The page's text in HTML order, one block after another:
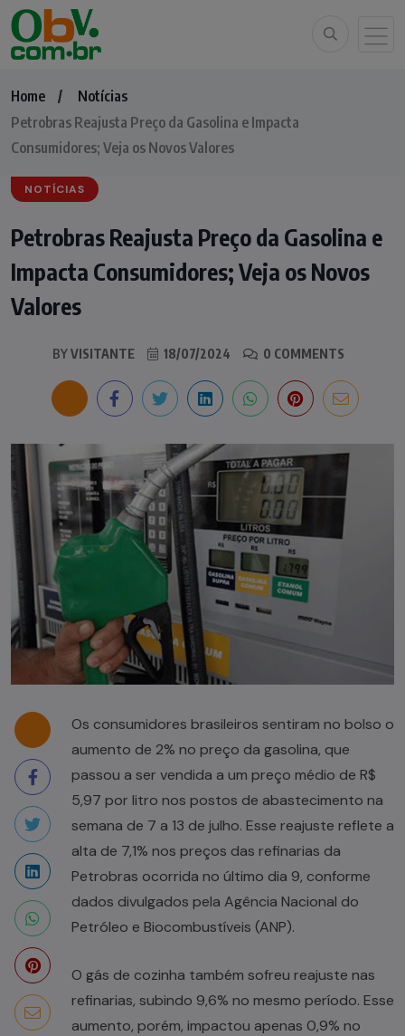
Home
Notícias
Petrobras Reajusta Preço da Gasolina e Impacta
Consumidores; Veja os Novos Valores
NOTÍCIAS
Petrobras Reajusta Preço da Gasolina e
Impacta Consumidores; Veja os Novos
Valores
BYVISITANTE 18/07/2024 0 COMMENTS
Os consumidores brasileiros sentiram no bolso o
aumento de 2% no preço da gasolina, que
passou a ser vendida a um preço médio de R$
5,97 por litro nos postos de abastecimento na
semana de 7 a 13 de julho. Esse reajuste reflete a
alta de 7,1% nos preços das refinarias da
Petrobras ocorrida no último dia 9, conforme
dados divulgados pela Agência Nacional do
Petróleo e Biocombustíveis (ANP).
O gás de cozinha também sofreu reajuste nas
refinarias, subindo 9,6% no mesmo período. Esse
aumento, porém, impactou apenas 0,9% no